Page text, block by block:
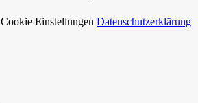
Cookie Einstellungen Datenschutzerklärung